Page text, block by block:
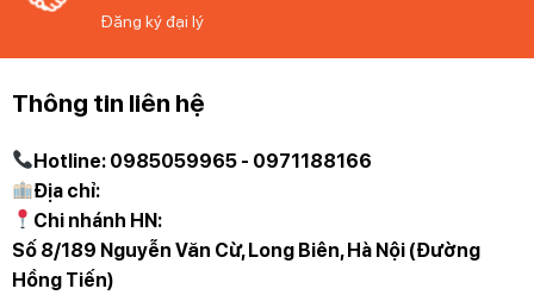
Đăng ký đại lý
Thông tin liên hệ
Hotline: 0985059965 - 0971188166
Địa chỉ:
Chi nhánh HN:
Số 8/189 Nguyễn Văn Cừ, Long Biên, Hà Nội (Đường
Hồng Tiến)